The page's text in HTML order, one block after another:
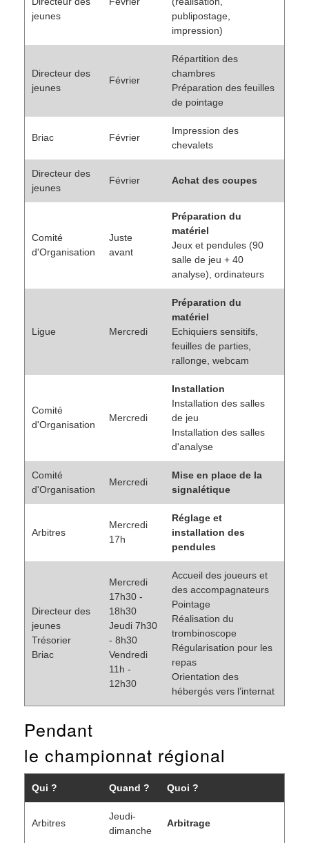
jeunes
publipostage,
impression)
Directeur des
jeunes
Février
Répartition des
chambres
Préparation des feuilles
de pointage
Briac Février
Impression des
chevalets
Directeur des
jeunes
Février Achat des coupes
Comité
d'Organisation
Juste
avant
Préparation du
matériel
Jeux et pendules (90
salle de jeu + 40
analyse), ordinateurs
Ligue Mercredi
Préparation du
matériel
Echiquiers sensitifs,
feuilles de parties,
rallonge, webcam
Comité
d'Organisation
Mercredi
Installation
Installation des salles
de jeu
Installation des salles
d'analyse
Comité
d'Organisation
Mercredi
Mise en place de la
signalétique
Arbitres
Mercredi
17h
Réglage et
installation des
pendules
Directeur des
jeunes
Trésorier
Briac
Mercredi
17h30 -
18h30
Jeudi 7h30
- 8h30
Vendredi
11h -
12h30
Accueil des joueurs et
des accompagnateurs
Pointage
Réalisation du
trombinoscope
Régularisation pour les
repas
Orientation des
hébergés vers l’internat
Pendant
le championnat régional
Qui ? Quand ? Quoi ?
Arbitres
Jeudi-
dimanche
Arbitrage